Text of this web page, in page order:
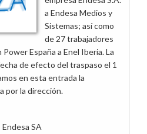
a Endesa Medios y
Sistemas; así como
de 27 trabajadores
España a Enel Iberia. La
de efecto del traspaso el 1
en esta entrada la
por la dirección.
Endesa SA